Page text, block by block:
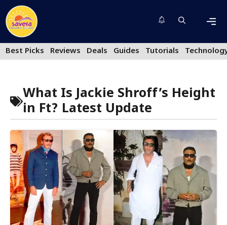
Skip
to
content
Best Picks
Reviews Deals Guides Tutorials
What Is Jackie Shroff’s Height
in Ft? Latest Update